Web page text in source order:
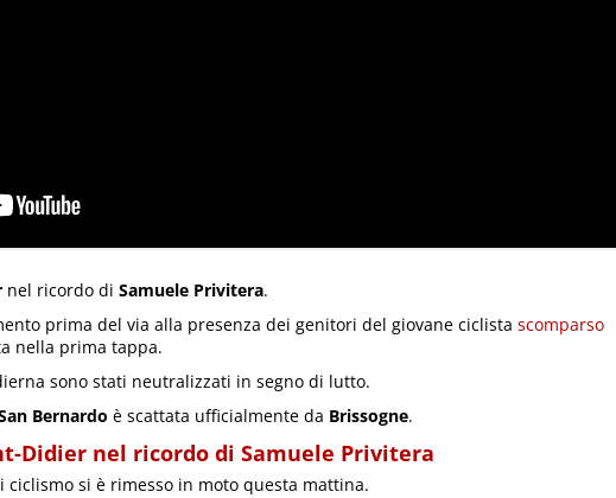
nel ricordo di Samuele Privitera.
prima del via alla presenza dei genitori del giovane ciclista scomparso
nella prima tappa.
sono stati neutralizzati in segno di lutto.
Bernardo è scattata ufficialmente da Brissogne.
Didier nel ricordo di Samuele Privitera
ciclismo si è rimesso in moto questa mattina.